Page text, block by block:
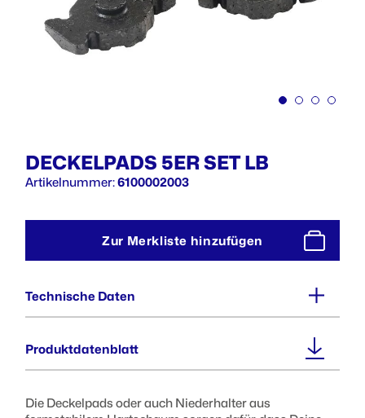
DECKELPADS 5ER SET LB
Artikelnummer:6100002003
Zur Merkliste hinzufügen
Technische Daten
Außenmaße (BxTxH) :
Gewicht :
Produktdatenblatt
Die Deckelpads oder auch Niederhalter aus